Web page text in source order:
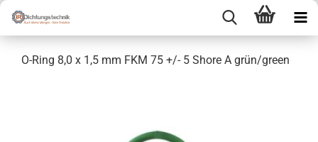
O-Ring 8,0 x 1,5 mm FKM 75 +/- 5 Shore A grün/green